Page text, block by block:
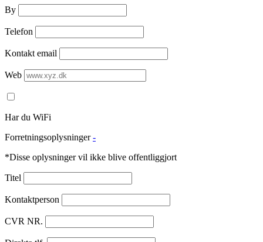
By
Telefon
Kontakt email
Web
Har du WiFi
Forretningsoplysninger -
*Disse oplysninger vil ikke blive offentliggjort
Titel
Kontaktperson
CVR NR.